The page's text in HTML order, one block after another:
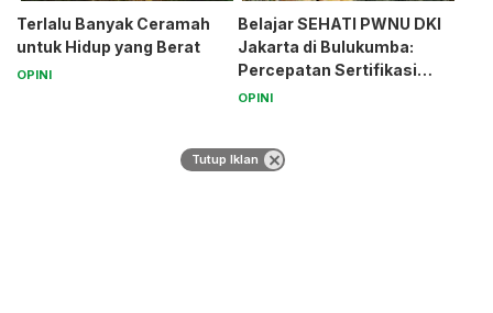
Terlalu Banyak Ceramah
untuk Hidup yang Berat
OPINI
Belajar SEHATI PWNU DKI
Jakarta di Bulukumba:
Percepatan Sertifikasi
Halal Bagi UMK
OPINI
Tutup Iklan